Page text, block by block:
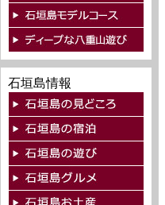
石垣島情報